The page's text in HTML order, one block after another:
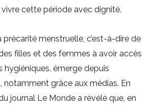
cette période avec dignité.
menstruelle, c’est-à-dire de
filles et des femmes à avoir accès
hygiéniques, émerge depuis
notamment grâce aux médias. En
journal Le Monde a révélé que, en